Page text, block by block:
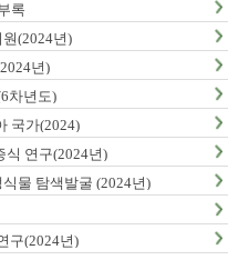
록
(2024년)
년)
차년도)
국가(2024)
식 연구(2024년)
물 탐색발굴 (2024년)
구(2024년)